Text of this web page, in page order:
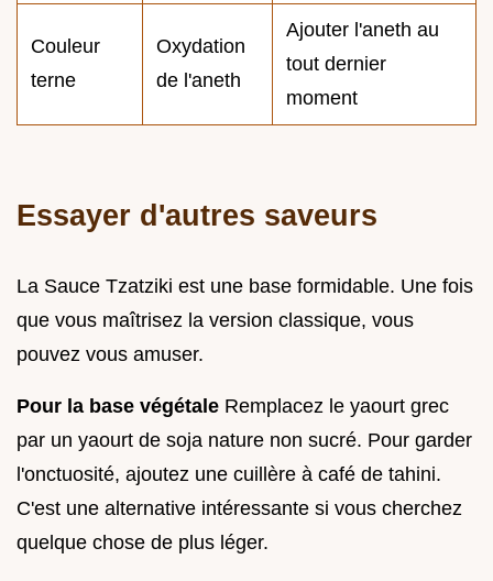
Couleur
terne
Oxydation
de l'aneth
Ajouter l'aneth au
tout dernier
moment
Essayer d'autres saveurs
La Sauce Tzatziki est une base formidable. Une fois
que vous maîtrisez la version classique, vous
pouvez vous amuser.
Pour la base végétale Remplacez le yaourt grec
par un yaourt de soja nature non sucré. Pour garder
l'onctuosité, ajoutez une cuillère à café de tahini.
C'est une alternative intéressante si vous cherchez
quelque chose de plus léger.